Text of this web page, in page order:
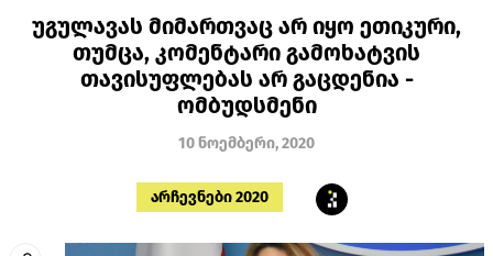
უგულავას მიმართვაც არ იყო ეთიკური,
თუმცა, კომენტარი გამოხატვის
თავისუფლებას არ გაცდენია -
ომბუდსმენი
10 ნოემბერი, 2020
არჩევნები 2020